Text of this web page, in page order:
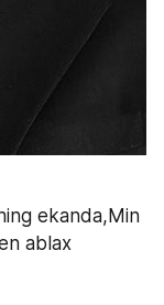
ekanda,Min
ablax